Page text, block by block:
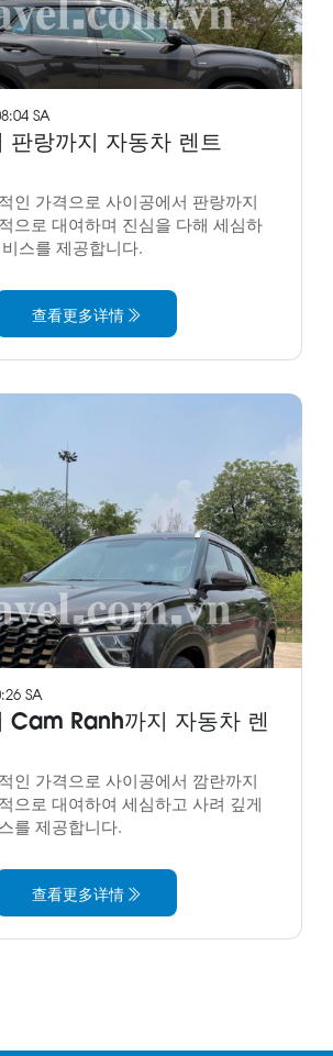
SA
판랑까지 자동차 렌트
인 가격으로 사이공에서 판랑까지
으로 대여하며 진심을 다해 세심하
스를 제공합니다.
查看更多详情
SA
Cam Ranh까지 자동차 렌
인 가격으로 사이공에서 깜란까지
으로 대여하여 세심하고 사려 깊게
를 제공합니다.
查看更多详情